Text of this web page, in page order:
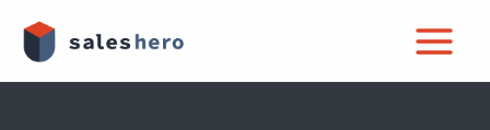
content